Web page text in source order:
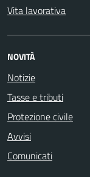
Vita lavorativa
NOVITÀ
Notizie
Tasse e tributi
Protezione civile
Avvisi
Comunicati